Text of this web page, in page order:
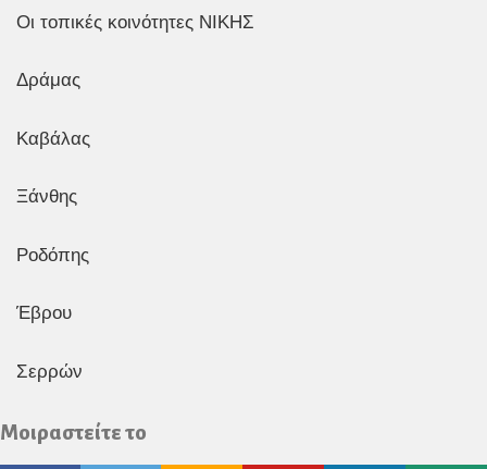
Οι τοπικές κοινότητες ΝΙΚΗΣ
Δράμας
Καβάλας
Ξάνθης
Ροδόπης
Έβρου
Σερρών
Μοιραστείτε το